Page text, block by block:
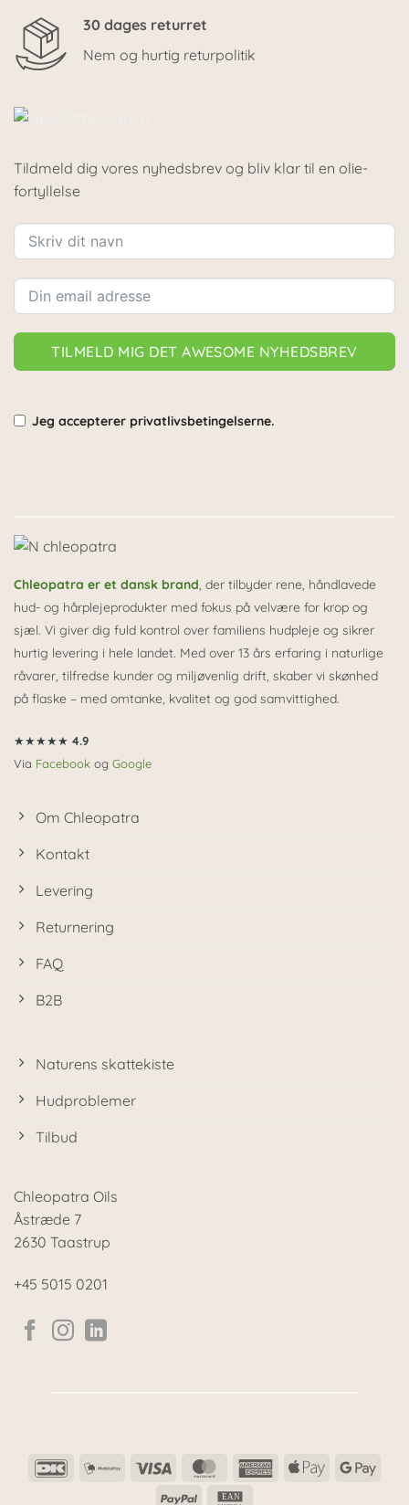
30 dages returret
Nem og hurtig returpolitik
Tildmeld dig vores nyhedsbrev og bliv klar til en olie-
fortyllelse
TILMELD MIG DET AWESOME NYHEDSBREV
Jeg accepterer privatlivsbetingelserne.
Chleopatra er et dansk brand , der tilbyder rene, håndlavede
hud- og hårplejeprodukter med fokus på velvære for krop og
sjæl. Vi giver dig fuld kontrol over familiens hudpleje og sikrer
hurtig levering i hele landet. Med over 13 års erfaring i naturlige
råvarer, tilfredse kunder og miljøvenlig drift, skaber vi skønhed
på flaske – med omtanke, kvalitet og god samvittighed.
★★★★★ 4.9
Via Facebook og Google
Om Chleopatra
Kontakt
Levering
Returnering
FAQ
B2B
Naturens skattekiste
Hudproblemer
Tilbud
Chleopatra Oils
Åstræde 7
2630 Taastrup
+45 5015 0201
DanKortMobilePay Visa MasterCardAmericanApple
PayPal
EAN